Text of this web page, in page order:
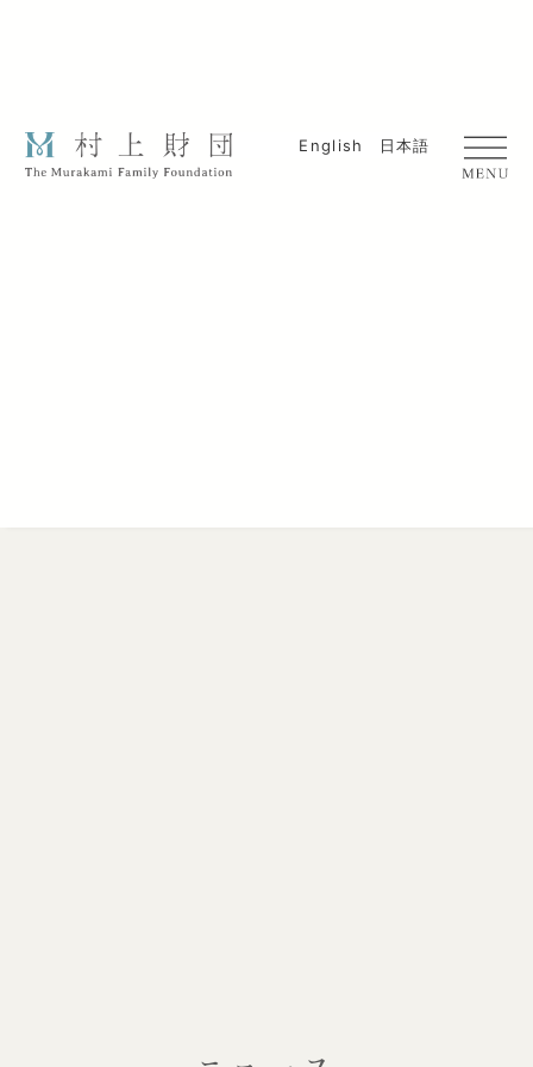
English 日本語